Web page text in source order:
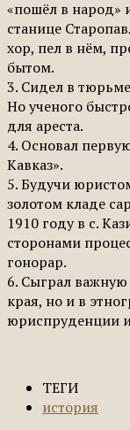
«пошёл в народ»
станице
хор, пел в нём,
бытом.
3. Сидел в
Но ученого
для ареста.
4. Основал
Кавказ».
5. Будучи
золотом кладе
1910 году в с.
сторонами
гонорар.
6. Сыграл важную
края, но и в
юриспруденции
ТЕГИ
история